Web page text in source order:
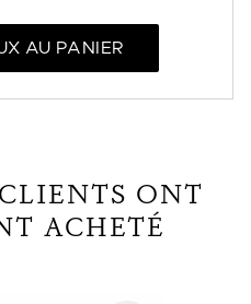
AU PANIER
ONT
ACHETÉ